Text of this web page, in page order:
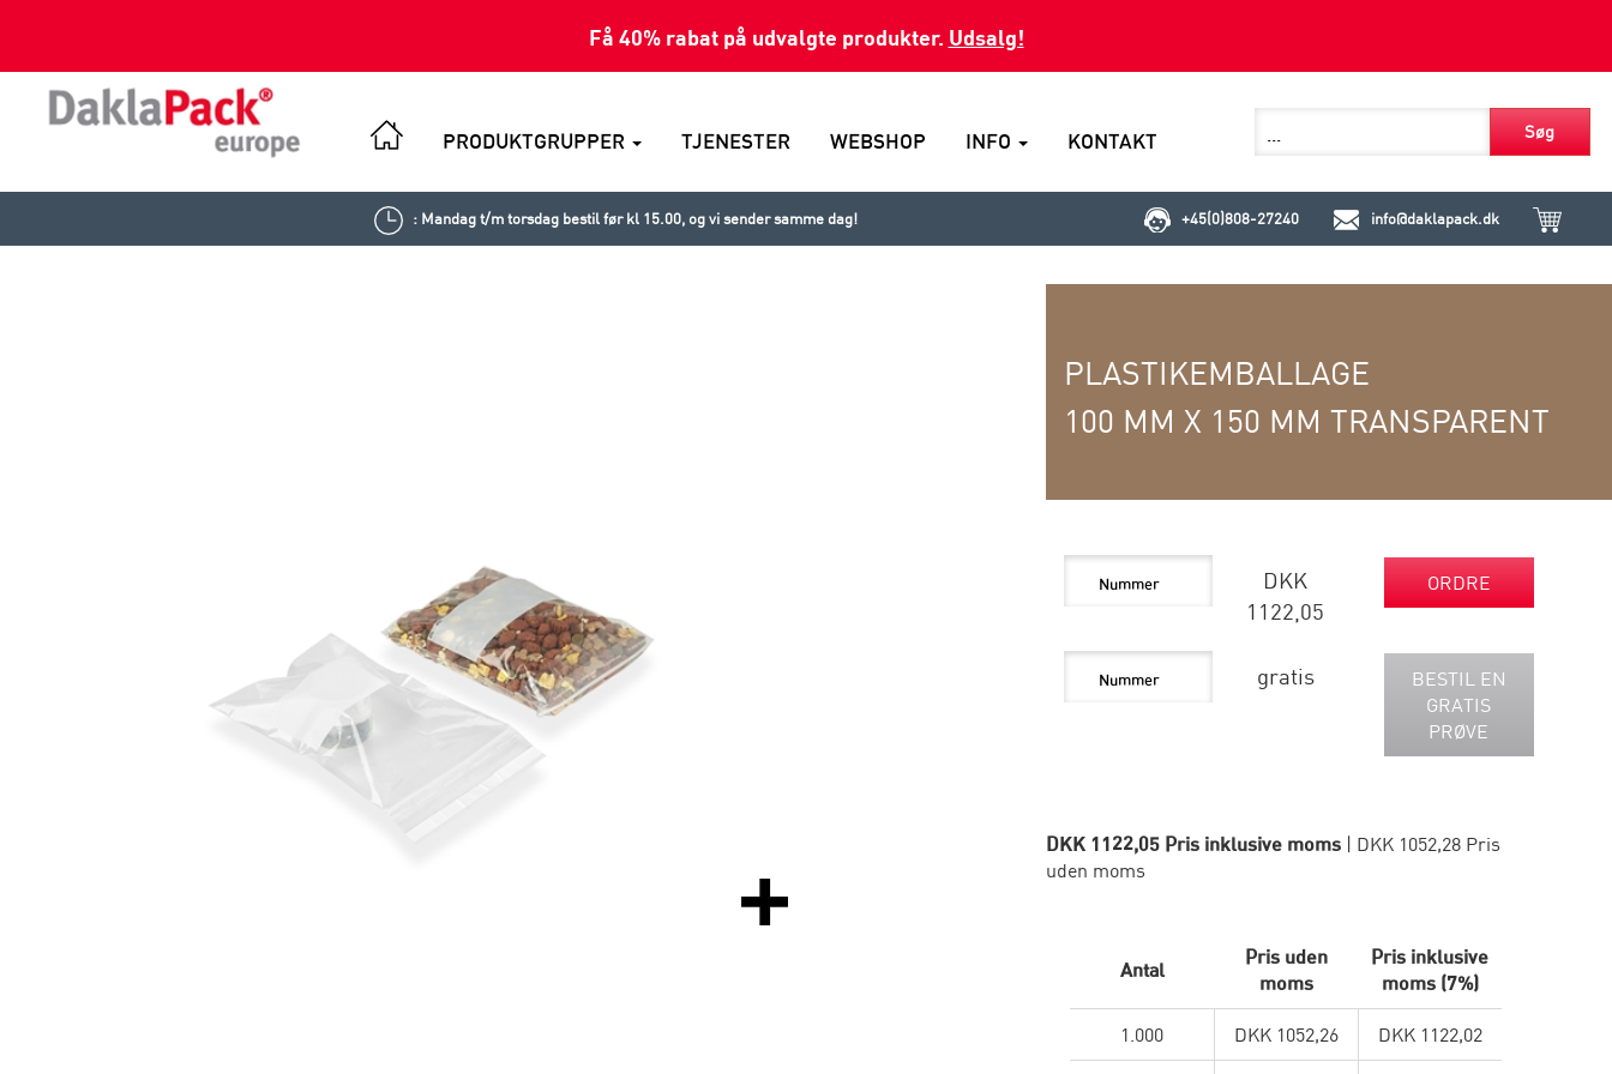
Få 40% rabat på udvalgte produkter. Udsalg!
PRODUKTGRUPPER TJENESTER WEBSHOP INFO KONTAKT Søg
: Mandag t/m torsdag bestil før kl 15.00, og vi sender samme dag! +45(0)808-27240 info@daklapack.dk
PLASTIKEMBALLAGE
100 MM X 150 MM TRANSPARENT
DKK
1122,05
ORDRE
gratis
BESTIL EN
GRATIS
PRØVE
DKK 1122,05 Pris inklusive moms | DKK 1052,28 Pris
uden moms
Antal
Pris uden
moms
Pris inklusive
moms (7%)
1.000 DKK 1052,26 DKK 1122,02